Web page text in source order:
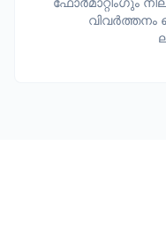
വിവർത്തനം